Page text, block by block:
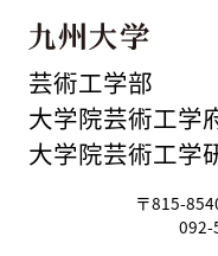
芸術工学部
大学院芸術工学
大学院芸術工学
〒815-
092-